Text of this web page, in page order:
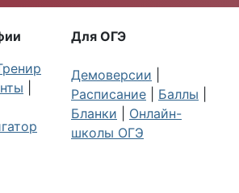
Для ОГЭ
Демоверсии
Расписание
Баллы
Бланки
Онлайн-
школы ОГЭ